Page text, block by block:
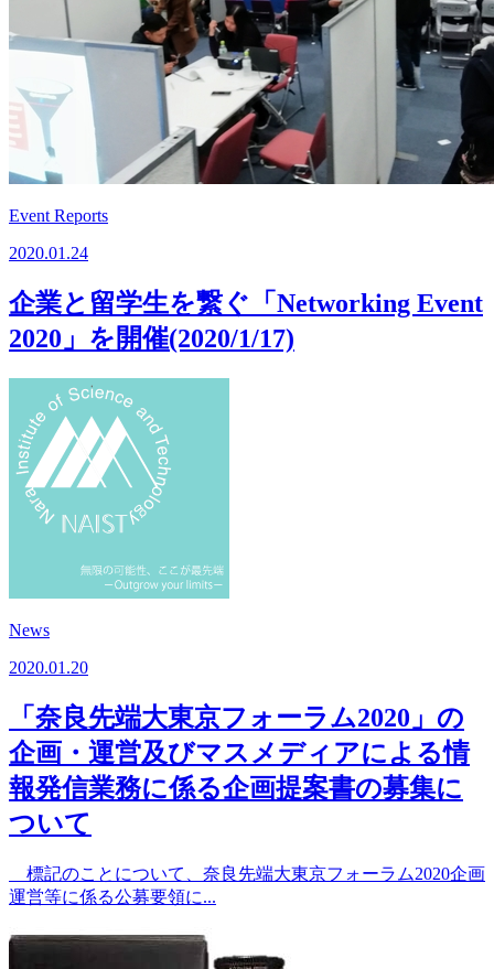
Event Reports
2020.01.24
企業と留学生を繋ぐ「Networking Event
2020」を開催(2020/1/17)
News
2020.01.20
「奈良先端⼤東京フォーラム2020」の
企画・運営及びマスメディアによる情
報発信業務に係る企画提案書の募集に
ついて
標記のことについて、奈良先端大東京フォーラム2020企画
運営等に係る公募要領に...